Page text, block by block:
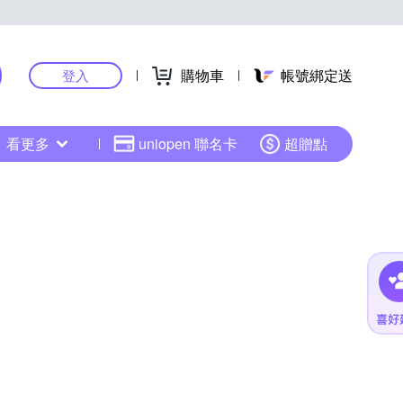
登入 購物車 帳號綁定送
看更多 uniopen 聯名卡 超贈點